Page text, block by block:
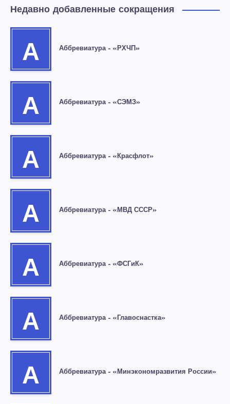
Недавно добавленные сокращения
А Аббревиатура – «РХЧП»
А Аббревиатура – «СЭМЗ»
А Аббревиатура – «Красфлот»
А Аббревиатура – «МВД СССР»
А Аббревиатура – «ФСГиК»
А Аббревиатура – «Главоснастка»
А Аббревиатура – «Минэкономразвития России»